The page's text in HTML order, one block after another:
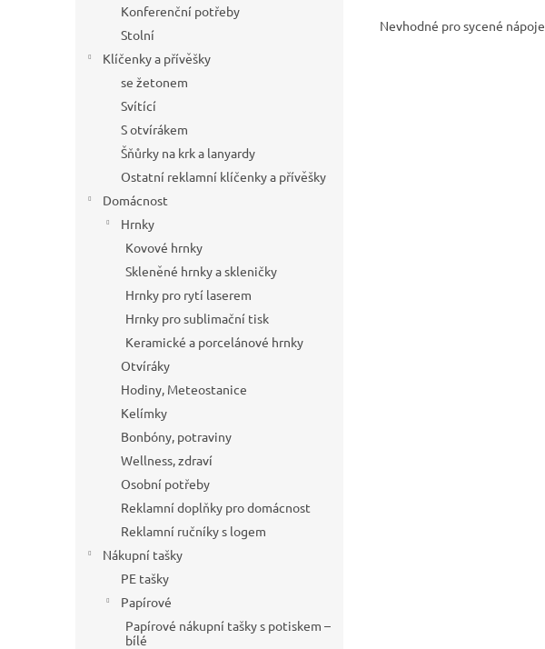
Konferenční potřeby
Stolní
Klíčenky a přívěšky
se žetonem
Svítící
S otvírákem
Šňůrky na krk a lanyardy
Ostatní reklamní klíčenky a přívěšky
Domácnost
Hrnky
Kovové hrnky
Skleněné hrnky a skleničky
Hrnky pro rytí laserem
Hrnky pro sublimační tisk
Keramické a porcelánové hrnky
Otvíráky
Hodiny, Meteostanice
Kelímky
Bonbóny, potraviny
Wellness, zdraví
Osobní potřeby
Reklamní doplňky pro domácnost
Reklamní ručníky s logem
Nákupní tašky
PE tašky
Papírové
Papírové nákupní tašky s potiskem –
bílé
Nevhodné pro sycené nápoje.